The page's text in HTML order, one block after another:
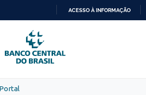
PARA
O
CONTEÚDO
ACESSO À INFORMAÇÃO